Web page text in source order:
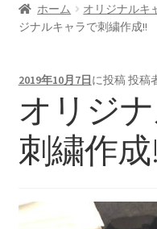
へ
ス
ッ
キ
ッ
ホーム オリジナルキ
ジナルキャラで刺繍作成!!
2019年10月7日に投稿投稿
オリジ
刺繍作成